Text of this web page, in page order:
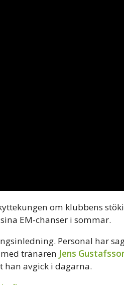
om klubbens
EM-chanser i sommar.
Personal har
tränaren Jens
han avgick i dagarna.